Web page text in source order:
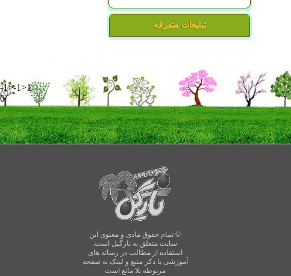
تبلیغات متفرقه
-1>-1>1
0
© تمام حقوق مادی و معنوی این
سایت متعلق به نارگیل است.
استفاده از مطالب در رسانه های
آموزشی با ذکر منبع و لینک به صفحه
مربوطه بلا مانع است